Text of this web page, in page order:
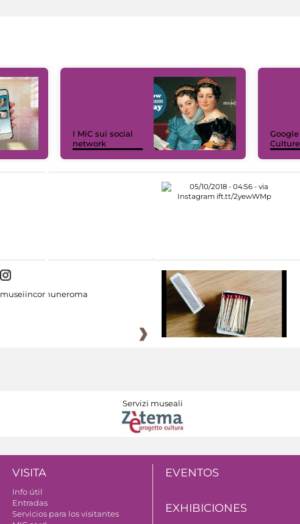
I MiC sui social
network
Culture
museiincomuneroma
Servizi museali
VISITA
Info útil
Entradas
Servicios para los visitantes
EVENTOS
EXHIBICIONES